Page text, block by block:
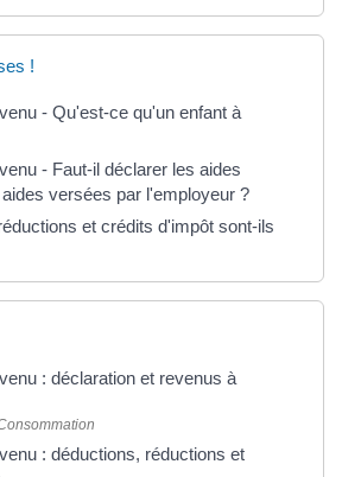
!
- Qu'est-ce qu'un enfant à
- Faut-il déclarer les aides
versées par l'employeur ?
et crédits d'impôt sont-ils
: déclaration et revenus à
: déductions, réductions et